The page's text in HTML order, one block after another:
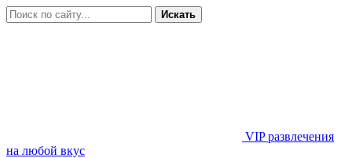
Искать
VIP развлечения
на любой вкус